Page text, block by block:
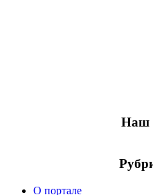
Наш
О портале